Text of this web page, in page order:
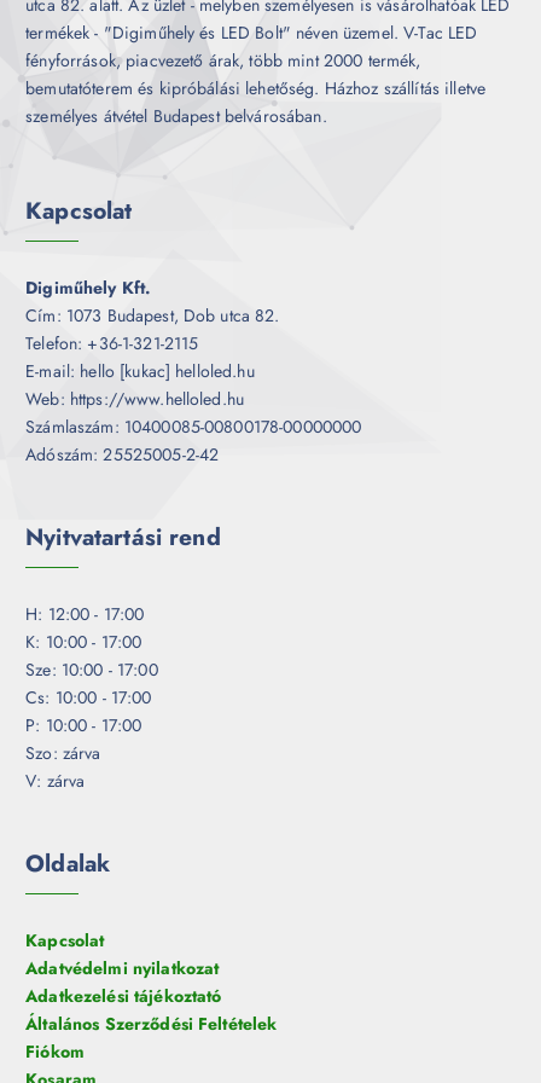
utca 82. alatt. Az üzlet - melyben személyesen is vásárolhatóak LED
termékek - "Digiműhely és LED Bolt" néven üzemel. V-Tac LED
fényforrások, piacvezető árak, több mint 2000 termék,
bemutatóterem és kipróbálási lehetőség. Házhoz szállítás illetve
személyes átvétel Budapest belvárosában.
Kapcsolat
Digiműhely Kft.
Cím: 1073 Budapest, Dob utca 82.
Telefon: +36-1-321-2115
E-mail: hello [kukac] helloled.hu
Web: https://www.helloled.hu
Számlaszám: 10400085-00800178-00000000
Adószám: 25525005-2-42
Nyitvatartási rend
H: 12:00 - 17:00
K: 10:00 - 17:00
Sze: 10:00 - 17:00
Cs: 10:00 - 17:00
P: 10:00 - 17:00
Szo: zárva
V: zárva
Oldalak
Kapcsolat
Adatvédelmi nyilatkozat
Adatkezelési tájékoztató
Általános Szerződési Feltételek
Fiókom